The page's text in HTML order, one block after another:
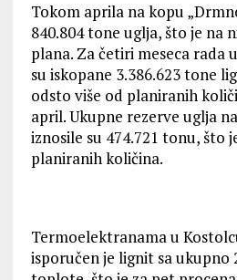
Tokom aprila na kopu
840.804 tone uglјa, što je na
plana. Za četiri meseca rada
su iskopane 3.386.623 tone
odsto više od planiranih
april. Ukupne rezerve uglјa
iznosile su 474.721 tonu, što
planiranih količina.
Termoelektranama u
isporučen je lignit sa ukupno